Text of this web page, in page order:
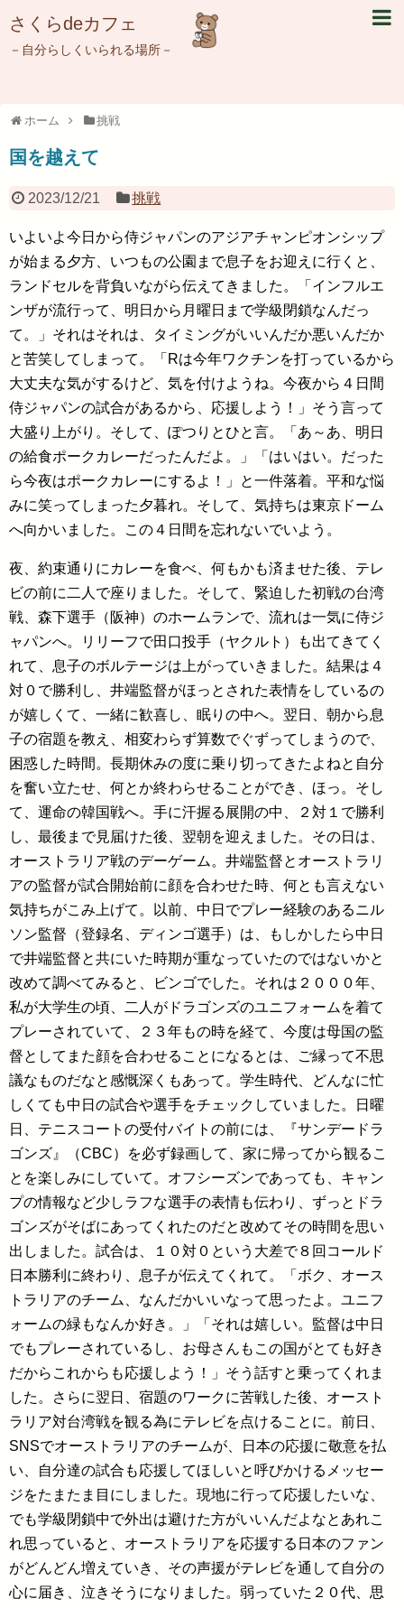
さくらdeカフェ
－自分らしくいられる場所－
ホーム 挑戦
国を越えて
2023/12/21 挑戦
いよいよ今日から侍ジャパンのアジアチャンピオンシップ
が始まる夕方、いつもの公園まで息子をお迎えに行くと、
ランドセルを背負いながら伝えてきました。「インフルエ
ンザが流行って、明日から月曜日まで学級閉鎖なんだっ
て。」それはそれは、タイミングがいいんだか悪いんだか
と苦笑してしまって。「Rは今年ワクチンを打っているから
大丈夫な気がするけど、気を付けようね。今夜から４日間
侍ジャパンの試合があるから、応援しよう！」そう言って
大盛り上がり。そして、ぽつりとひと言。「あ～あ、明日
の給食ポークカレーだったんだよ。」「はいはい。だった
ら今夜はポークカレーにするよ！」と一件落着。平和な悩
みに笑ってしまった夕暮れ。そして、気持ちは東京ドーム
へ向かいました。この４日間を忘れないでいよう。
夜、約束通りにカレーを食べ、何もかも済ませた後、テレ
ビの前に二人で座りました。そして、緊迫した初戦の台湾
戦、森下選手（阪神）のホームランで、流れは一気に侍ジ
ャパンへ。リリーフで田口投手（ヤクルト）も出てきてく
れて、息子のボルテージは上がっていきました。結果は４
対０で勝利し、井端監督がほっとされた表情をしているの
が嬉しくて、一緒に歓喜し、眠りの中へ。翌日、朝から息
子の宿題を教え、相変わらず算数でぐずってしまうので、
困惑した時間。長期休みの度に乗り切ってきたよねと自分
を奮い立たせ、何とか終わらせることができ、ほっ。そし
て、運命の韓国戦へ。手に汗握る展開の中、２対１で勝利
し、最後まで見届けた後、翌朝を迎えました。その日は、
オーストラリア戦のデーゲーム。井端監督とオーストラリ
アの監督が試合開始前に顔を合わせた時、何とも言えない
気持ちがこみ上げて。以前、中日でプレー経験のあるニル
ソン監督（登録名、ディンゴ選手）は、もしかしたら中日
で井端監督と共にいた時期が重なっていたのではないかと
改めて調べてみると、ビンゴでした。それは２０００年、
私が大学生の頃、二人がドラゴンズのユニフォームを着て
プレーされていて、２３年もの時を経て、今度は母国の監
督としてまた顔を合わせることになるとは、ご縁って不思
議なものだなと感慨深くもあって。学生時代、どんなに忙
しくても中日の試合や選手をチェックしていました。日曜
日、テニスコートの受付バイトの前には、『サンデードラ
ゴンズ』（CBC）を必ず録画して、家に帰ってから観るこ
とを楽しみにしていて。オフシーズンであっても、キャン
プの情報など少しラフな選手の表情も伝わり、ずっとドラ
ゴンズがそばにあってくれたのだと改めてその時間を思い
出しました。試合は、１０対０という大差で８回コールド
日本勝利に終わり、息子が伝えてくれて。「ボク、オース
トラリアのチーム、なんだかいいなって思ったよ。ユニフ
ォームの緑もなんか好き。」「それは嬉しい。監督は中日
でもプレーされているし、お母さんもこの国がとても好き
だからこれからも応援しよう！」そう話すと乗ってくれま
した。さらに翌日、宿題のワークに苦戦した後、オースト
ラリア対台湾戦を観る為にテレビを点けることに。前日、
SNSでオーストラリアのチームが、日本の応援に敬意を払
い、自分達の試合も応援してほしいと呼びかけるメッセー
ジをたまたま目にしました。現地に行って応援したいな、
でも学級閉鎖中で外出は避けた方がいいんだよなとあれこ
れ思っていると、オーストラリアを応援する日本のファン
がどんどん増えていき、その声援がテレビを通して自分の
心に届き、泣きそうになりました。弱っていた２０代、思